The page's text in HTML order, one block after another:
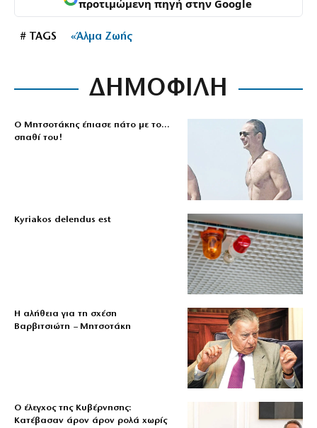
προτιμώμενη πηγή στην Google
# TAGS «Άλμα Ζωής
ΔΗΜΟΦΙΛΗ
Ο Μητσοτάκης έπιασε πάτο με το…
σπαθί του!
Kyriakos delendus est
Η αλήθεια για τη σχέση
Βαρβιτσιώτη – Μητσοτάκη
Ο έλεγχος της Κυβέρνησης:
Κατέβασαν άρον άρον ρολά χωρίς